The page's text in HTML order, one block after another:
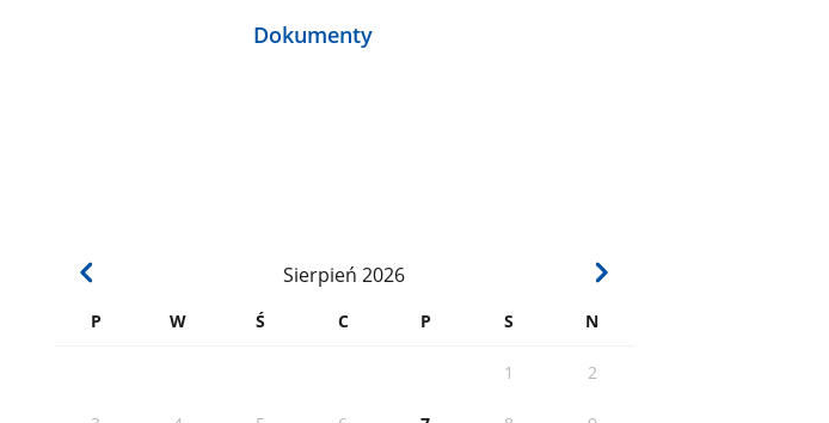
Dokumenty
Sierpień 2026
P W Ś C P S N
1 2